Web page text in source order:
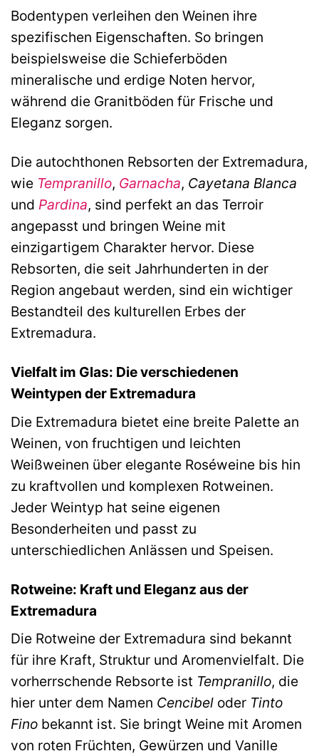
Bodentypen verleihen den Weinen ihre
spezifischen Eigenschaften. So bringen
beispielsweise die Schieferböden
mineralische und erdige Noten hervor,
während die Granitböden für Frische und
Eleganz sorgen.
Die autochthonen Rebsorten der Extremadura,
wie Tempranillo, Garnacha, Cayetana Blanca
und Pardina, sind perfekt an das Terroir
angepasst und bringen Weine mit
einzigartigem Charakter hervor. Diese
Rebsorten, die seit Jahrhunderten in der
Region angebaut werden, sind ein wichtiger
Bestandteil des kulturellen Erbes der
Extremadura.
Vielfalt im Glas: Die verschiedenen
Weintypen der Extremadura
Die Extremadura bietet eine breite Palette an
Weinen, von fruchtigen und leichten
Weißweinen über elegante Roséweine bis hin
zu kraftvollen und komplexen Rotweinen.
Jeder Weintyp hat seine eigenen
Besonderheiten und passt zu
unterschiedlichen Anlässen und Speisen.
Rotweine: Kraft und Eleganz aus der
Extremadura
Die Rotweine der Extremadura sind bekannt
für ihre Kraft, Struktur und Aromenvielfalt. Die
vorherrschende Rebsorte ist Tempranillo, die
hier unter dem Namen Cencibel oder Tinto
Fino bekannt ist. Sie bringt Weine mit Aromen
von roten Früchten, Gewürzen und Vanille